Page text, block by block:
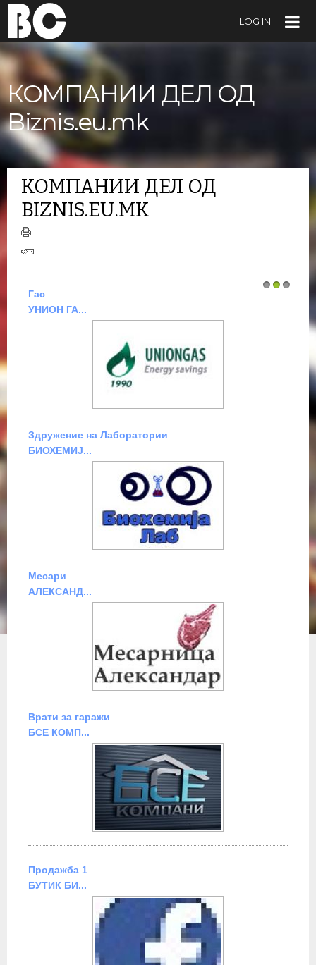
LOG IN
КОМПАНИИ ДЕЛ ОД
Biznis.eu.mk
КОМПАНИИ ДЕЛ ОД
BIZNIS.EU.MK
Гас
УНИОН ГА...
Здружение на Лаборатории
БИОХЕМИЈ...
Месари
АЛЕКСАНД...
Врати за гаражи
БСЕ КОМП...
Продажба 1
БУТИК БИ...